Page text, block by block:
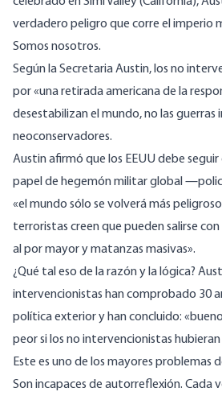
verdadero peligro que corre el imperio
Somos nosotros.
Según la Secretaria Austin, los no
por «una retirada americana de la
desestabilizan el mundo, no las guerras
neoconservadores.
Austin afirmó que los EEUU debe
papel de hegemón militar global
«el mundo sólo se volverá más
terroristas creen que pueden salirse con
al por mayor y matanzas masivas».
¿Qué tal eso de la razón y la lógica?
intervencionistas han comprobado 30
política exterior y han concluido:
peor si los no intervencionistas
Este es uno de los mayores problemas
Son incapaces de autorreflexión. Cada